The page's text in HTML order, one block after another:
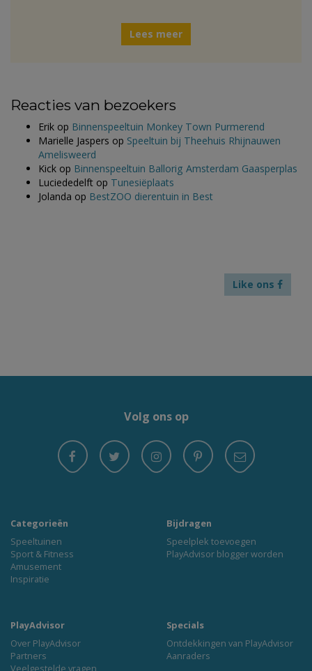
Lees meer
Reacties van bezoekers
Erik op Binnenspeeltuin Monkey Town Purmerend
Marielle Jaspers op Speeltuin bij Theehuis Rhijnauwen
Amelisweerd
Kick op Binnenspeeltuin Ballorig Amsterdam Gaasperplas
Luciededelft op Tunesiëplaats
Jolanda op BestZOO dierentuin in Best
Like ons
Volg ons op
Categorieën
Speeltuinen
Sport & Fitness
Amusement
Inspiratie
Bijdragen
Speelplek toevoegen
PlayAdvisor blogger worden
PlayAdvisor
Over PlayAdvisor
Partners
Veelgestelde vragen
Specials
Ontdekkingen van PlayAdvisor
Aanraders